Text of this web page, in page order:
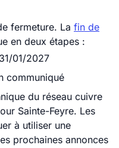
fermeture. La fin de
en deux étapes :
31/01/2027
communiqué
du réseau cuivre
Sainte-Feyre. Les
à utiliser une
prochaines annonces